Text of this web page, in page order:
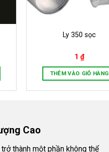
Ly 350 sọc
1 ₫
THÊM VÀO GIỎ HÀNG
Cao
thành một phần không thể